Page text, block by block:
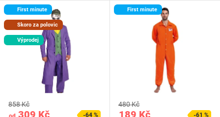
First minute
Skoro za polovic
Výprodej
858 Kč
-64 %
First minute
480 Kč
-61 %